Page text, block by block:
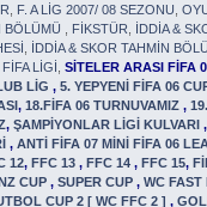
F. A LİG 2007/ 08 SEZONU ,
BÖLÜMÜ FİKSTÜR İDDİA &
İDDİA & SKOR TAHMİN
FİFA LİGİ ,SİTELER ARASI FİFA
LİG,5. YEPYENİ FİFA 06
,18.FİFA 06 TURNUVAMIZ,
,ŞAMPİYONLAR LİGİ KULVARI
,ANTİ FİFA 07 MİNİ FİFA 06
12,FFC 13,FFC 14,FFC 15,
CUP,SUPER CUP,WC
CUP 2 [ WC FFC 2 ],